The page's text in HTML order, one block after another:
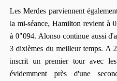
Les Merdes parviennent
la mi-séance, Hamilton revient à
à 0"094. Alonso continue aussi
3 dixièmes du meilleur temps. A
inscrit un premier tour avec
évidemment près d'une